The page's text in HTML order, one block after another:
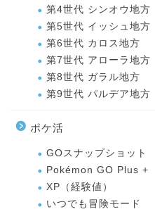
第4世代 シンオウ地方
第5世代 イッシュ地方
第6世代 カロス地方
第7世代 アローラ地方
第8世代 ガラル地方
第9世代 パルデア地方
ポケ活
GOスナップショット
Pokémon GO Plus +
XP（経験値）
いつでも冒険モード